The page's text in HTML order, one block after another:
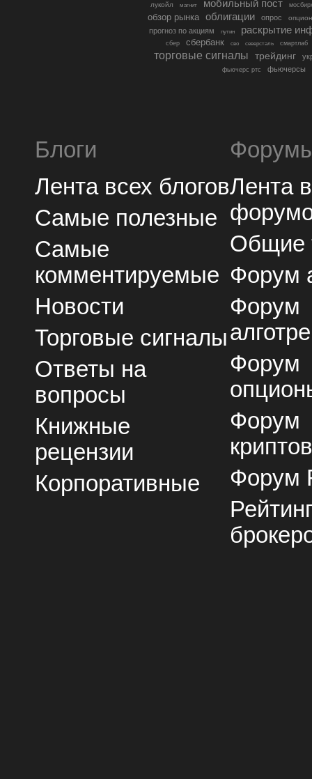
лукойл магнит мобильный пост
обзор рынка облигации опрос
прогноз по акциям путин раскрытие
сбер сбербанк сво северсталь смартлаб
торговые сигналы трейдинг
фьючерс ртс фьючерсы
Блоги
Лента всех блогов
Самые полезные
Самые
комментируемые
Новости
Торговые сигналы
Ответы на
вопросы
Книжные
рецензии
Корпоративные
Лента
Общие
Форум
Форум
Форум
Форум
Форум